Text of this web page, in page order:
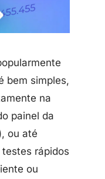
bem simples,
na
painel da
ou até
rápidos
ou